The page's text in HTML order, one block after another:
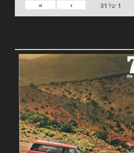
1 של 31
›
»